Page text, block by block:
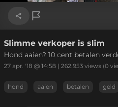
Link kopiëren
Slimme verkoper is slim
Hond aaien? 10 cent betalen
27 apr. '18 @ 14:58 | 262.953 views (0
hond aaien betalen geld